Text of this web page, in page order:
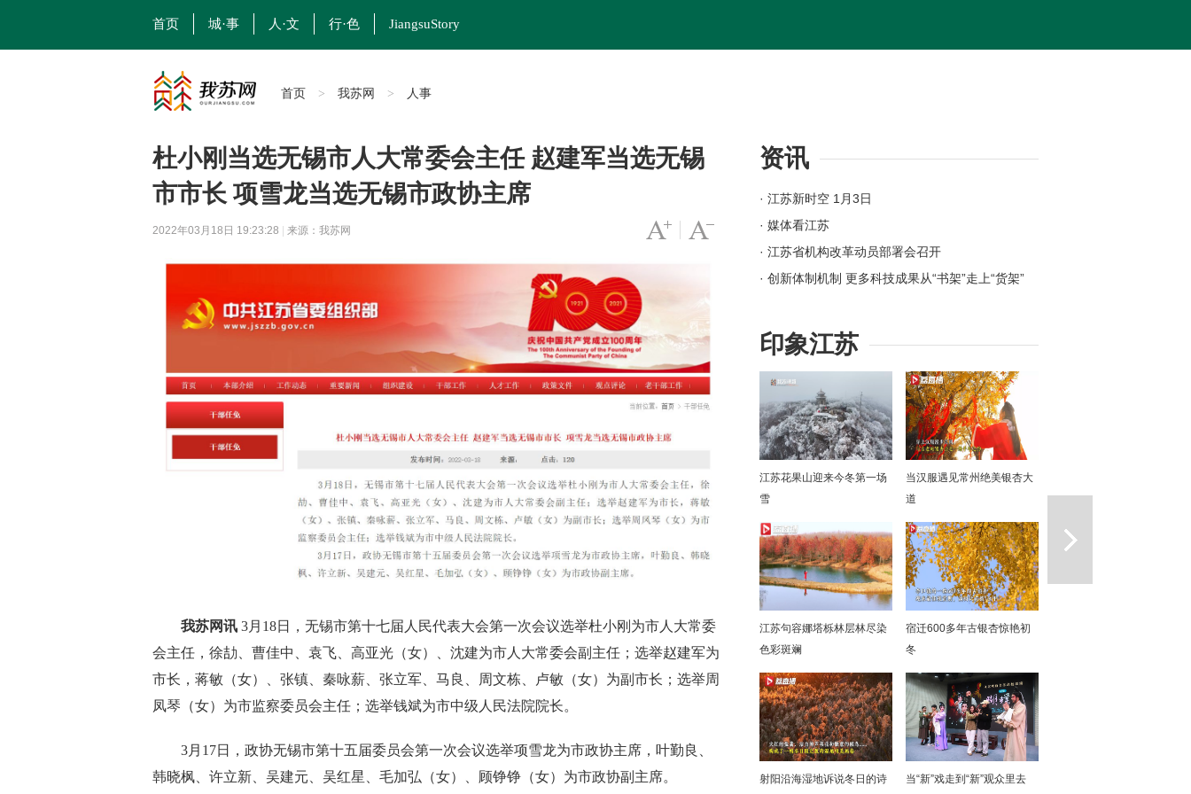
首页 城·事 人·文 行·色 JiangsuStory
首页 > 我苏网 > 人事
杜小刚当选无锡市人大常委会主任 赵建军当选无锡
市市长 项雪龙当选无锡市政协主席
2022年03月18日 19:23:28 来源：我苏网 字号变小
我苏网讯 3月18日，无锡市第十七届人民代表大会第一次会议选举杜小刚为市人大常委
会主任，徐劼、曹佳中、袁飞、高亚光（女）、沈建为市人大常委会副主任；选举赵建军为
市长，蒋敏（女）、张镇、秦咏薪、张立军、马良、周文栋、卢敏（女）为副市长；选举周
凤琴（女）为市监察委员会主任；选举钱斌为市中级人民法院院长。
3月17日，政协无锡市第十五届委员会第一次会议选举项雪龙为市政协主席，叶勤良、
韩晓枫、许立新、吴建元、吴红星、毛加弘（女）、顾铮铮（女）为市政协副主席。
资讯
· 江苏新时空 1月3日
· 媒体看江苏
· 江苏省机构改革动员部署会召开
· 创新体制机制 更多科技成果从“书架”走上“货架”
· 苏州：奋力打造全球具有领先地位的“智造之城”
· 【改变在身边】今年起扬州环卫工享免费早餐
· 江苏高速公路因雾霾特级管制均已解除
印象江苏
江苏花果山迎来今冬第一场
雪
当汉服遇见常州绝美银杏大
道
江苏句容娜塔栎林层林尽染
色彩斑斓
宿迁600多年古银杏惊艳初
冬
射阳沿海湿地诉说冬日的诗 当“新”戏走到“新”观众里去